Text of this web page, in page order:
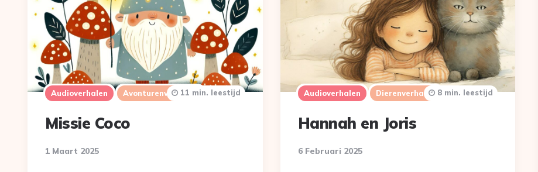
Audioverhalen Avonturenverhalen
Missie Coco
1 Maart 2025
11 min. leestijd Audioverhalen Dierenverhalen
Hannah en Joris
6 Februari 2025
8 min. leestijd